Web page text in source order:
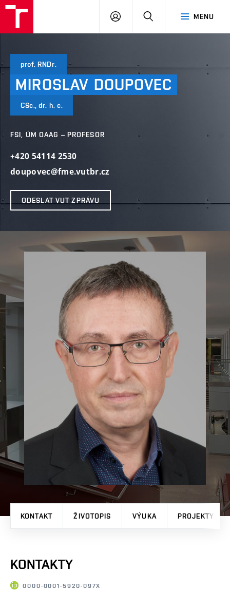
MENU
PŘIHLÁSIT
prof. RNDr.
MIROSLAV DOUPOVEC
CSc., dr. h. c.
FSI, ÚM OAAG – PROFESOR
+420 54114 2530
doupovec@fme.vutbr.cz
ODESLAT VUT ZPRÁVU
KONTAKT ŽIVOTOPIS VÝUKA PROJEKTY
KONTAKTY
0000-0001-5920-097X